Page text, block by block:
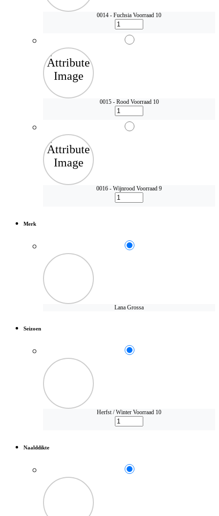
0014 - Fuchsia Voorraad 10
0015 - Rood Voorraad 10
0016 - Wijnrood Voorraad 9
Merk
Lana Grossa
Seizoen
Herfst / Winter Voorraad 10
Naalddikte